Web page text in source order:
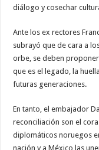
diálogo y cosechar
Ante los ex rectores
subrayó que de cara a
orbe, se deben proponer
que es el legado, la
futuras generaciones.
En tanto, el embajador
reconciliación son el
diplomáticos noruegos
nación y a México las